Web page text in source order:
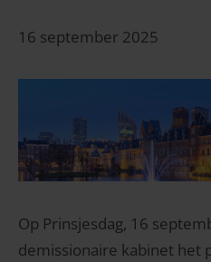
16 september 2025
Op Prinsjesdag, 16
demissionaire kabinet het